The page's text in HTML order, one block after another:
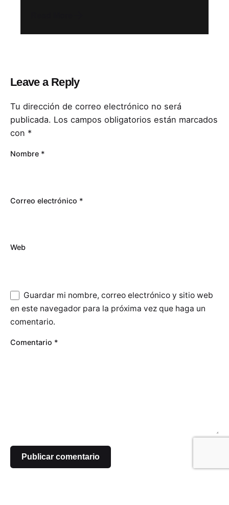
Leave a Reply
Tu dirección de correo electrónico no será
publicada. Los campos obligatorios están marcados
con *
Nombre *
Correo electrónico *
Web
Guardar mi nombre, correo electrónico y sitio web
en este navegador para la próxima vez que haga un
comentario.
Comentario *